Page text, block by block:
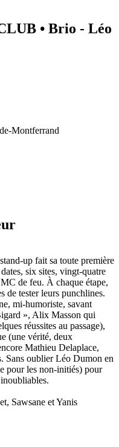
• Brio - Léo
Montferrand
up fait sa toute première
six sites, vingt-quatre
de feu. À chaque étape,
de tester leurs punchlines.
mi-humoriste, savant
», Alix Masson qui
réussites au passage),
(une vérité, deux
Mathieu Delaplace,
Sans oublier Léo Dumon en
pour les non-initiés) pour
Sawsane et Yanis